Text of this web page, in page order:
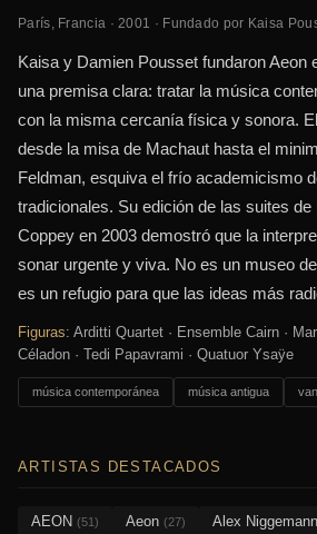
París, Francia · 2001 · Fundado por Kaisa
Kaisa y Damien Pousset fundaron Aeon
una premisa clara: tratar la música
con la misma cercanía física y sonora.
desde la misa de Machaut hasta el
Feldman, esquiva el frío academicismo
tradicionales. Su edición de las suites
Coppey en 2003 demostró que la
sonar urgente y viva. No es un museo
es un refugio para que las ideas más
Figuras: Arditti Quartet · Ensemble Cairn ·
Céladon · Tedi Papavrami · Quatuor Ysaÿe
música contemporánea música antigua
ARTISTAS DESTACADOS
AEON (51) Aeon (27) Alex Niggemann